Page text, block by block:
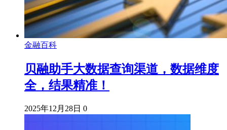
金融百科
贝融助手大数据查询渠道，数据维度
全，结果精准！
2025年12月28日 0